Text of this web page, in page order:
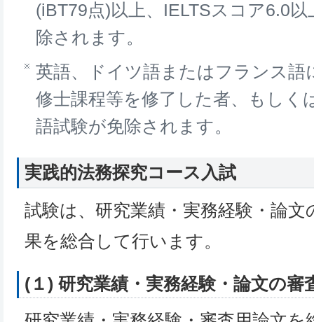
(iBT79点)以上、IELTSスコア6.0
除されます。
英語、ドイツ語またはフランス語
修士課程等を修了した者、もしく
語試験が免除されます。
実践的法務探究コース入試
試験は、研究業績・実務経験・論
果を総合して行います。
(１) 研究業績・実務経験・論文の審